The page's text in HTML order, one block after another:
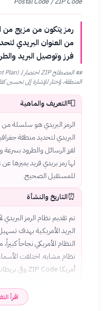
رمز يتكون من مزيج من
من العنوان البريدي
فرز وتوصيل البريد
📜
المنطقة، وُختار للإشارة إلى تحسين
📮التعريف والماهية
الرمز البريدي هو سلسلة من
البريدي لتحديد منطقة
لفرز الرسائل والطرود
لها رمز بريدي فريد يميزها
للمستقبل الصحيح.
⏰التاريخ والنشأة
البريد الأمريكية بهدف
النظام الأمريكي نجاحاً
نظام مشابه. اختلفت
أمريكا ZIP Code وفي بريطانيا Postcode.
اقرأ